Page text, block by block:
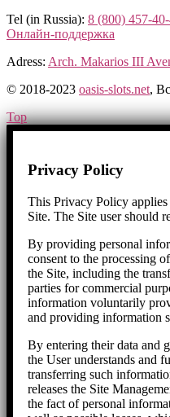
Tel (in Russia): 8 (800) 457-
Онлайн-поддержка
Adress: Arch. Makarios III
© 2018-2023 oasis-slots.net,
Top
Privacy Policy
This Privacy Policy
Site. The Site user should
By providing personal
consent to the processing
the Site, including the
parties for commercial
information voluntarily
and providing information
By entering their data and
the User understands and
transferring such
releases the Site
the fact of personal